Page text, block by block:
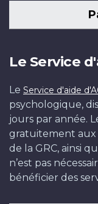
Le Service
Le Service d'aide
psychologique,
jours par année.
gratuitement aux
de la GRC, ainsi
n’est pas
bénéficier des